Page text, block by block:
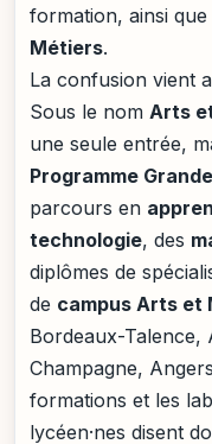
formation, ainsi que
Métiers.
La confusion vient
Sous le nom Arts
une seule entrée,
Programme
parcours en
technologie, des
diplômes de
de campus Arts et
Bordeaux-
Champagne,
formations et les
lycéen·nes disent